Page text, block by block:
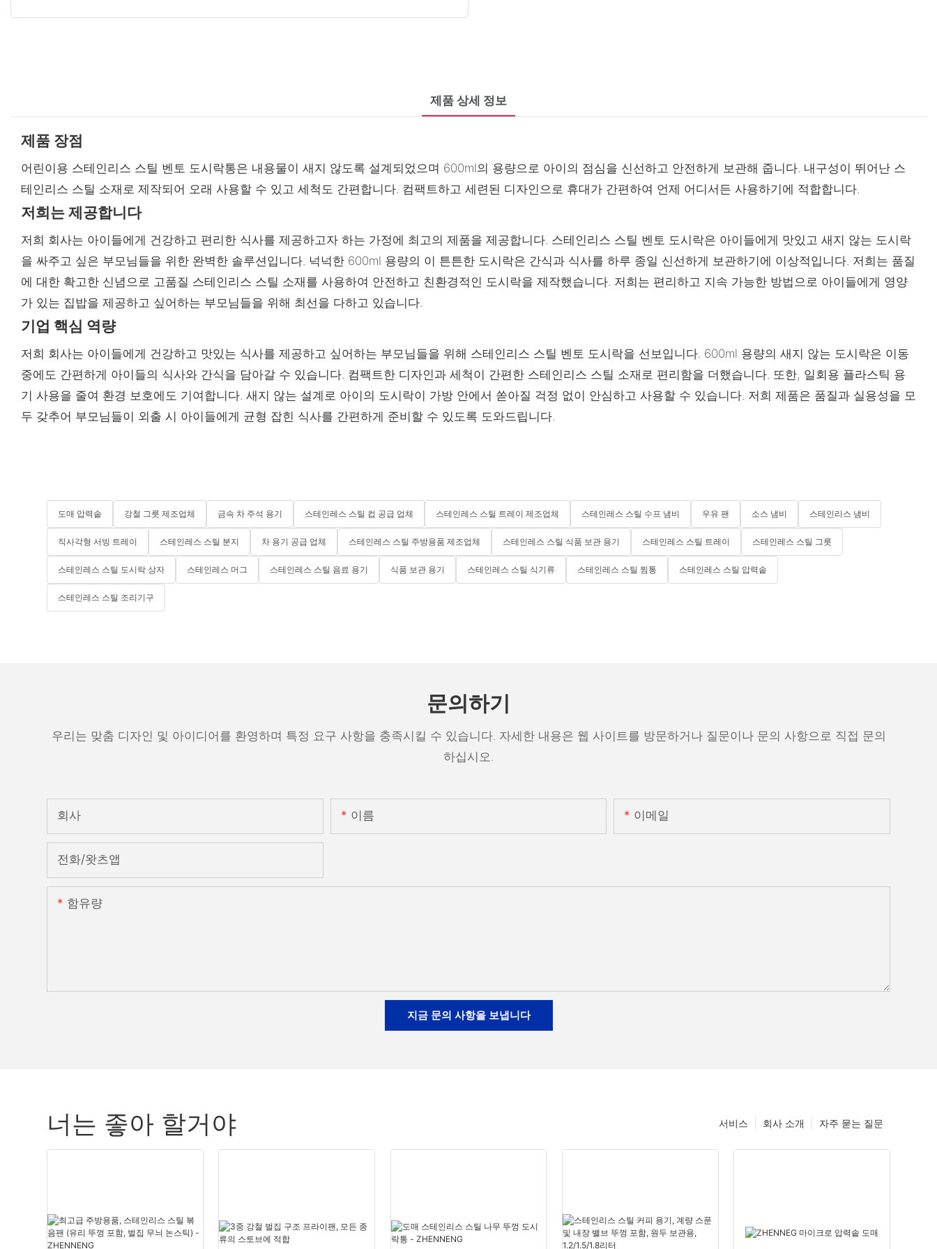
제품 상세 정보
제품 장점
어린이용 스테인리스 스틸 벤토 도시락통은 내용물이 새지 않도록 설계되었으며 600ml의 용량으로 아이의 점심을 신선하고 안전하게 보관해 줍니다. 내구성이 뛰어난 스
테인리스 스틸 소재로 제작되어 오래 사용할 수 있고 세척도 간편합니다. 컴팩트하고 세련된 디자인으로 휴대가 간편하여 언제 어디서든 사용하기에 적합합니다.
저희는 제공합니다
저희 회사는 아이들에게 건강하고 편리한 식사를 제공하고자 하는 가정에 최고의 제품을 제공합니다. 스테인리스 스틸 벤토 도시락은 아이들에게 맛있고 새지 않는 도시락
을 싸주고 싶은 부모님들을 위한 완벽한 솔루션입니다. 넉넉한 600ml 용량의 이 튼튼한 도시락은 간식과 식사를 하루 종일 신선하게 보관하기에 이상적입니다. 저희는 품질
에 대한 확고한 신념으로 고품질 스테인리스 스틸 소재를 사용하여 안전하고 친환경적인 도시락을 제작했습니다. 저희는 편리하고 지속 가능한 방법으로 아이들에게 영양
가 있는 집밥을 제공하고 싶어하는 부모님들을 위해 최선을 다하고 있습니다.
기업 핵심 역량
저희 회사는 아이들에게 건강하고 맛있는 식사를 제공하고 싶어하는 부모님들을 위해 스테인리스 스틸 벤토 도시락을 선보입니다. 600ml 용량의 새지 않는 도시락은 이동
중에도 간편하게 아이들의 식사와 간식을 담아갈 수 있습니다. 컴팩트한 디자인과 세척이 간편한 스테인리스 스틸 소재로 편리함을 더했습니다. 또한, 일회용 플라스틱 용
기 사용을 줄여 환경 보호에도 기여합니다. 새지 않는 설계로 아이의 도시락이 가방 안에서 쏟아질 걱정 없이 안심하고 사용할 수 있습니다. 저희 제품은 품질과 실용성을 모
두 갖추어 부모님들이 외출 시 아이들에게 균형 잡힌 식사를 간편하게 준비할 수 있도록 도와드립니다.
도매 압력솥 강철 그릇 제조업체 금속 차 주석 용기 스테인레스 스틸 컵 공급 업체 스테인레스 스틸 트레이 제조업체 스테인레스 스틸 수프 냄비 우유 팬 소스 냄비 스테인리스 냄비
직사각형 서빙 트레이 스테인레스 스틸 분지 차 용기 공급 업체 스테인레스 스틸 주방용품 제조업체 스테인레스 스틸 식품 보관 용기 스테인레스 스틸 트레이 스테인레스 스틸 그릇
스테인레스 스틸 도시락 상자 스테인레스 머그 스테인레스 스틸 음료 용기 식품 보관 용기 스테인레스 스틸 식기류 스테인레스 스틸 찜통 스테인레스 스틸 압력솥
스테인레스 스틸 조리기구
문의하기
우리는 맞춤 디자인 및 아이디어를 환영하며 특정 요구 사항을 충족시킬 수 있습니다. 자세한 내용은 웹 사이트를 방문하거나 질문이나 문의 사항으로 직접 문의
하십시오.
회사 이름 이메일
전화/왓츠앱
함유량
지금 문의 사항을 보냅니다
너는 좋아 할거야 자주 묻는 질문
회사 소개
서비스